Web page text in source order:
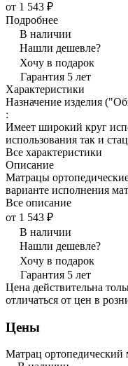
от 1 543 ₽
Подробнее
В наличии
Нашли дешевле?
Хочу в подарок
Гарантия 5 лет
Характеристики
Назначение изделия
:
Имеет широкий круг
использования так и
Все характеристики
Описание
Матрацы
варианте исполнения
Все описание
от 1 543 ₽
В наличии
Нашли дешевле?
Хочу в подарок
Гарантия 5 лет
Цена действительна
отличаться от цен в
Цены
Матрац